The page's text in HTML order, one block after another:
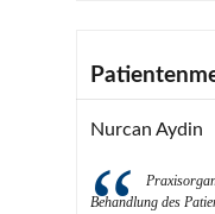
Nurcan Aydin
Behandlung des